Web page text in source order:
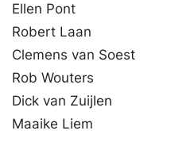
Ellen Pont
Robert Laan
Clemens van Soest
Rob Wouters
Dick van Zuijlen
Maaike Liem